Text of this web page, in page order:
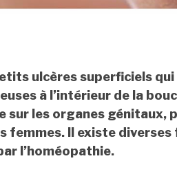
ulcères superficiels
à l’intérieur de la
sur les organes génitaux,
femmes. Il existe
l’homéopathie.